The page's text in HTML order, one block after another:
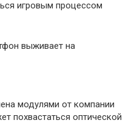
игровым процессом
выживает на
модулями от компании
похвастаться оптической